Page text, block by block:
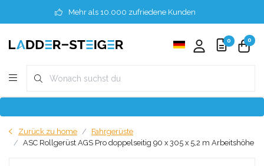
Mehr als 10.000 zufriedene Kunden
0 0
Zurück zu home
Fahrgerüste
ASC Rollgerüst AGS Pro doppelseitig 90 x 305 x 5,2 m Arbeitshöhe